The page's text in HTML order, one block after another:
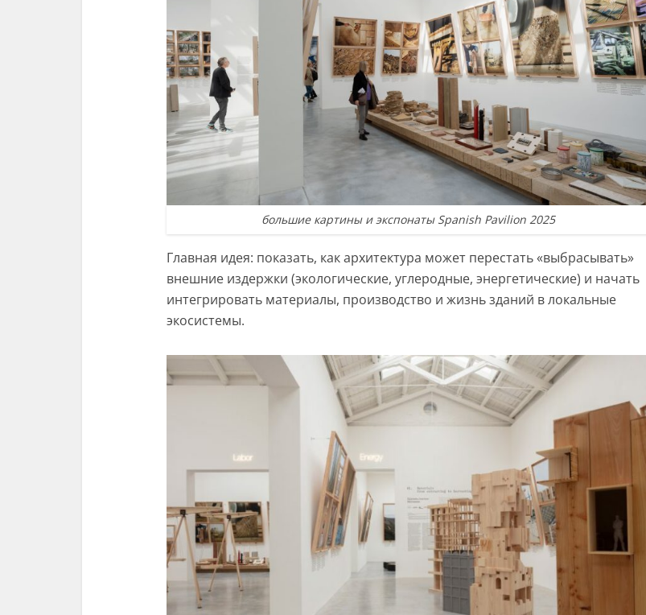
большие картины и экспонаты Spanish Pavilion 2025
Главная идея: показать, как архитектура может перестать «выбрасывать»
внешние издержки (экологические, углеродные, энергетические) и начать
интегрировать материалы, производство и жизнь зданий в локальные
экосистемы.